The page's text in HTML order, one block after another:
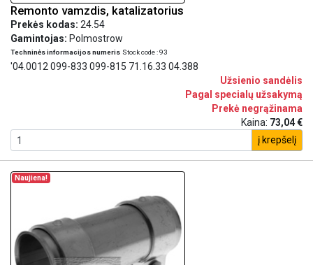
Remonto vamzdis, katalizatorius
Prekės kodas: 24.54
Gamintojas: Polmostrow
Techninės informacijos numeris Stock code : 93
'04.0012 099-833 099-815 71.16.33 04.388
Užsienio sandėlis
Pagal specialų užsakymą
Prekė negrąžinama
Kaina: 73,04 €
į krepšelį
Naujiena!